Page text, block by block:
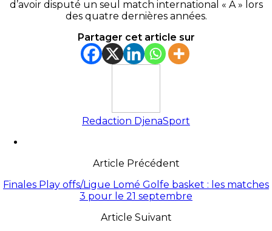
d’avoir disputé un seul match international « A » lors
des quatre dernières années.
Partager cet article sur
Redaction DjenaSport
Article Précédent
Finales Play offs/Ligue Lomé Golfe basket : les matches
3 pour le 21 septembre
Article Suivant